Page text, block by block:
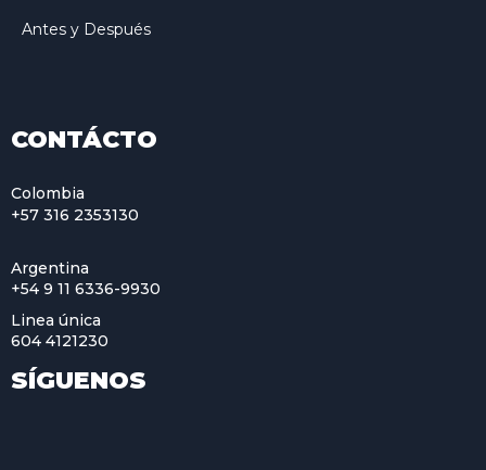
Antes y Después
CONTÁCTO
Colombia
+57 316 2353130
Argentina
+54 9 11 6336-9930
Linea única
604 4121230
SÍGUENOS